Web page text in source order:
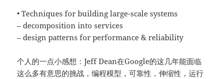
• Techniques for building large-scale systems
– decomposition into services
– design patterns for performance & reliability
个人的一点小感想：Jeff Dean在Google的这几年能面临
这么多有意思的挑战，编程模型，可靠性，伸缩性，运行